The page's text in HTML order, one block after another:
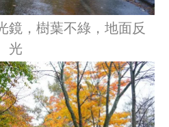
，樹葉不綠，地面反
光